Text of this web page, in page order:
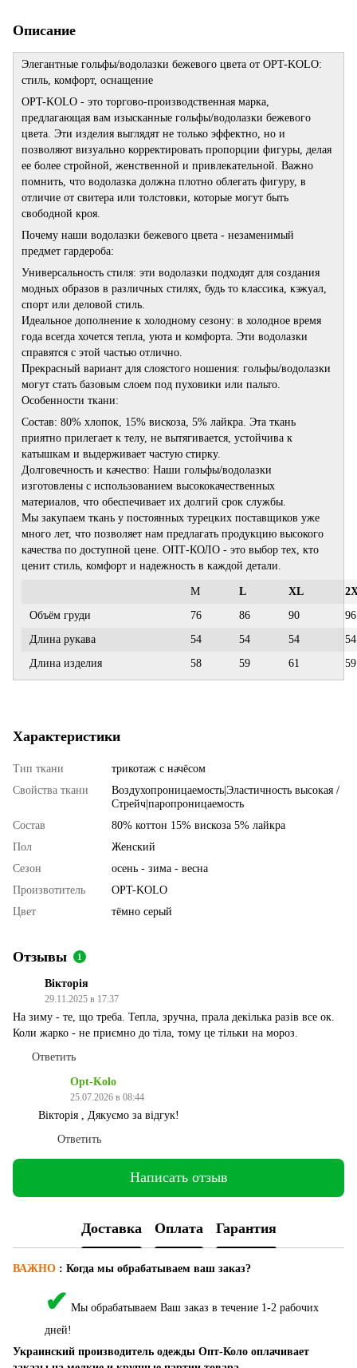
Описание
Элегантные гольфы/водолазки бежевого цвета от OPT-KOLO:
стиль, комфорт, оснащение
OPT-KOLO - это торгово-производственная марка,
предлагающая вам изысканные гольфы/водолазки бежевого
цвета. Эти изделия выглядят не только эффектно, но и
позволяют визуально корректировать пропорции фигуры, делая
ее более стройной, женственной и привлекательной. Важно
помнить, что водолазка должна плотно облегать фигуру, в
отличие от свитера или толстовки, которые могут быть
свободной кроя.
Почему наши водолазки бежевого цвета - незаменимый
предмет гардероба:
Универсальность стиля: эти водолазки подходят для создания
модных образов в различных стилях, будь то классика, кэжуал,
спорт или деловой стиль.
Идеальное дополнение к холодному сезону: в холодное время
года всегда хочется тепла, уюта и комфорта. Эти водолазки
справятся с этой частью отлично.
Прекрасный вариант для слоястого ношения: гольфы/водолазки
могут стать базовым слоем под пуховики или пальто.
Особенности ткани:
Состав: 80% хлопок, 15% вискоза, 5% лайкра. Эта ткань
приятно прилегает к телу, не вытягивается, устойчива к
катышкам и выдерживает частую стирку.
Долговечность и качество: Наши гольфы/водолазки
изготовлены с использованием высококачественных
материалов, что обеспечивает их долгий срок службы.
Мы закупаем ткань у постоянных турецких поставщиков уже
много лет, что позволяет нам предлагать продукцию высокого
качества по доступной цене. ОПТ-КОЛО - это выбор тех, кто
ценит стиль, комфорт и надежность в каждой детали.
M L XL
Объём груди
76 86 90
96
Длина рукава
54 54 54
54
Длина изделия
58 59 61 59
Характеристики
Тип ткани
трикотаж с начёсом
Свойства ткани
Воздухопроницаемость|Эластичность высокая /
Стрейч|паропроницаемость
Состав
80% коттон 15% вискоза 5% лайкра
Пол
Женский
Сезон
осень - зима - весна
Произвотитель
OPT-KOLO
Цвет
тёмно серый
Отзывы 1
Вікторія
29.11.2025 в 17:37
На зиму - те, що треба. Тепла, зручна, прала декілька разів все ок.
Коли жарко - не приємно до тіла, тому це тільки на мороз.
Ответить
Opt-Kolo
25.07.2026 в 08:44
Вікторія , Дякуємо за відгук!
Ответить
Написать отзыв
Доставка Оплата Гарантия
ВАЖНО : Когда мы обрабатываем ваш заказ?
✔ Мы обрабатываем Ваш заказ в течение 1-2 рабочих
дней!
Украинский производитель одежды Опт-Коло оплачивает